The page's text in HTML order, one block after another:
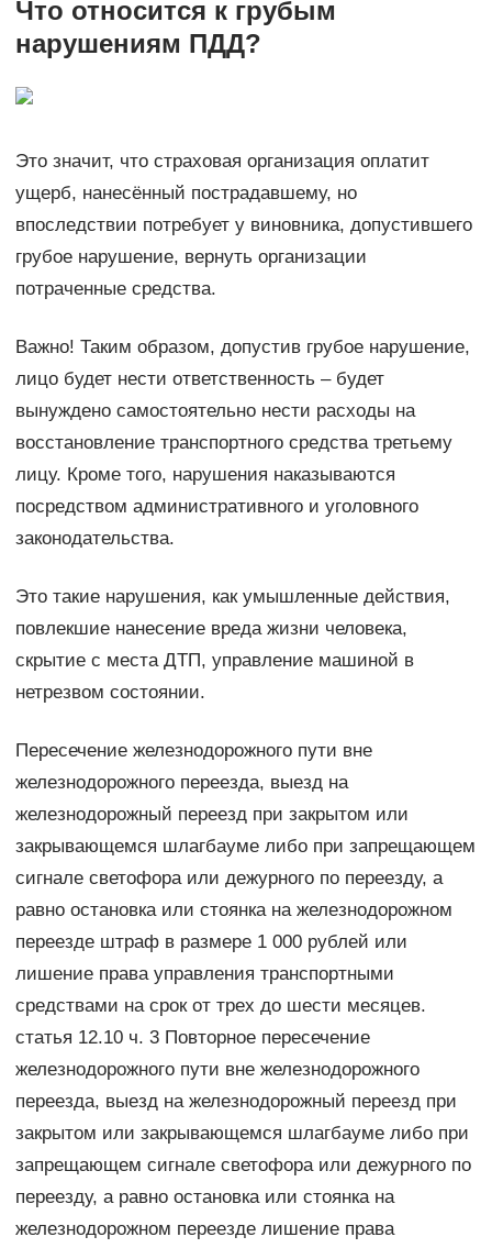
Что относится к грубым
нарушениям ПДД?
Это значит, что страховая организация оплатит
ущерб, нанесённый пострадавшему, но
впоследствии потребует у виновника, допустившего
грубое нарушение, вернуть организации
потраченные средства.
Важно! Таким образом, допустив грубое нарушение,
лицо будет нести ответственность – будет
вынуждено самостоятельно нести расходы на
восстановление транспортного средства третьему
лицу. Кроме того, нарушения наказываются
посредством административного и уголовного
законодательства.
Это такие нарушения, как умышленные действия,
повлекшие нанесение вреда жизни человека,
скрытие с места ДТП, управление машиной в
нетрезвом состоянии.
Пересечение железнодорожного пути вне
железнодорожного переезда, выезд на
железнодорожный переезд при закрытом или
закрывающемся шлагбауме либо при запрещающем
сигнале светофора или дежурного по переезду, а
равно остановка или стоянка на железнодорожном
переезде штраф в размере 1 000 рублей или
лишение права управления транспортными
средствами на срок от трех до шести месяцев.
статья 12.10 ч. 3 Повторное пересечение
железнодорожного пути вне железнодорожного
переезда, выезд на железнодорожный переезд при
закрытом или закрывающемся шлагбауме либо при
запрещающем сигнале светофора или дежурного по
переезду, а равно остановка или стоянка на
железнодорожном переезде лишение права